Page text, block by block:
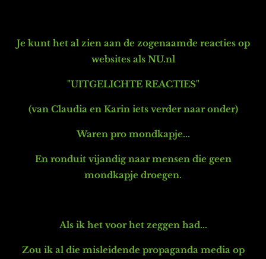
Je kunt het al zien aan de zogenaamde reacties op
websites als NU.nl
"UITGELICHTE REACTIES"
(van Claudia en Karin iets verder naar onder)
Waren pro mondkapje...
En ronduit vijandig naar mensen die geen
mondkapje droegen.
Als ik het voor het zeggen had...
Zou ik al die misleidende propaganda media op